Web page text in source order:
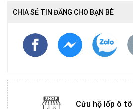
CHIA SẺ TIN ĐĂNG CHO BẠN BÈ
Cứu hộ lốp ô